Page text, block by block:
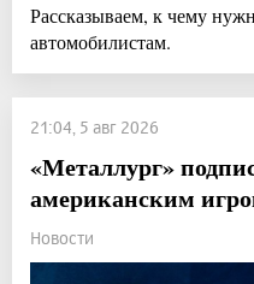
Рассказываем, к чему
автомобилистам.
21:04, 5 авг 2026
«Металлург»
американским
Новости